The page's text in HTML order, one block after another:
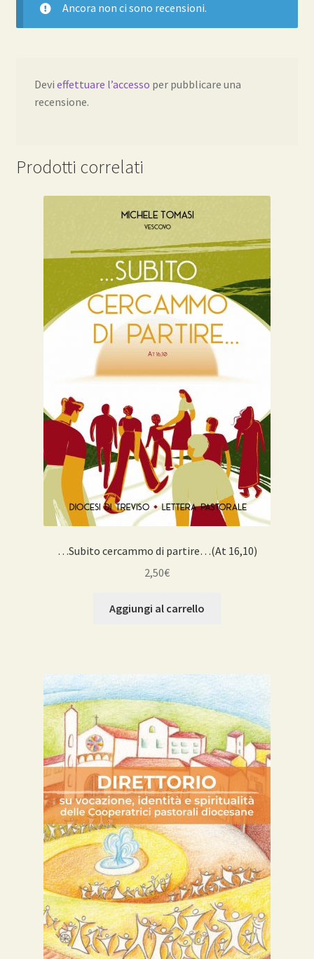
vescovo
Ancora non ci sono recensioni.
Devi effettuare l’accesso per pubblicare una
recensione.
Prodotti correlati
…Subito cercammo di partire…(At 16,10)
2,50€
Aggiungi al carrello